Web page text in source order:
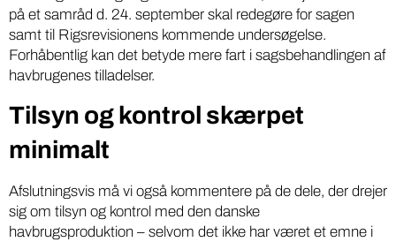
på et samråd d. 24. september skal redegøre for sagen
samt til Rigsrevisionens kommende undersøgelse.
Forhåbentlig kan det betyde mere fart i sagsbehandlingen af
havbrugenes tilladelser.
Tilsyn og kontrol skærpet
minimalt
Afslutningsvis må vi også kommentere på de dele, der drejer
sig om tilsyn og kontrol med den danske
havbrugsproduktion – selvom det ikke har været et emne i